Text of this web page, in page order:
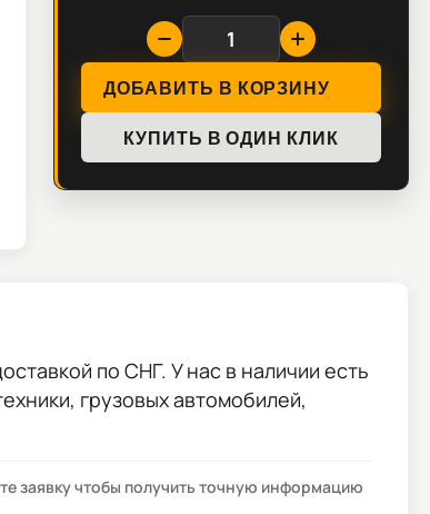
ДОБАВИТЬ В КОРЗИНУ
КУПИТЬ В ОДИН КЛИК
по СНГ. У нас в наличии есть
грузовых автомобилей,
заявку чтобы получить точную информацию